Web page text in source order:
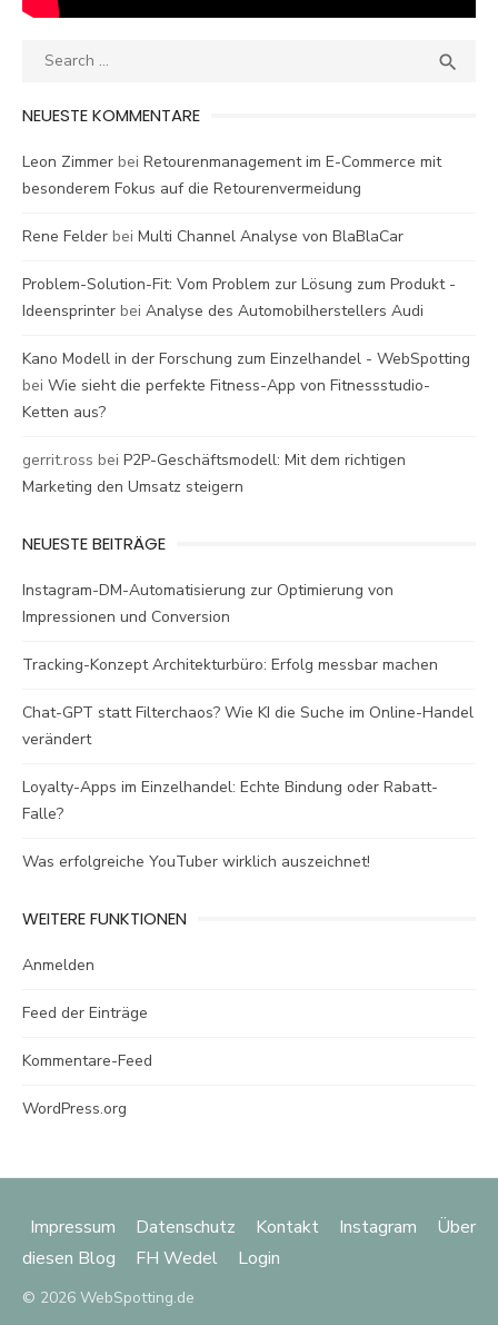
Search

NEUESTE KOMMENTARE
Leon Zimmer bei Retourenmanagement im E-Commerce mit
besonderem Fokus auf die Retourenvermeidung
Rene Felder bei Multi Channel Analyse von BlaBlaCar
Problem-Solution-Fit: Vom Problem zur Lösung zum Produkt -
Ideensprinter bei Analyse des Automobilherstellers Audi
Kano Modell in der Forschung zum Einzelhandel - WebSpotting
bei Wie sieht die perfekte Fitness-App von Fitnessstudio-
Ketten aus?
gerrit.ross bei P2P-Geschäftsmodell: Mit dem richtigen
Marketing den Umsatz steigern
NEUESTE BEITRÄGE
Instagram-DM-Automatisierung zur Optimierung von
Impressionen und Conversion
Tracking-Konzept Architekturbüro: Erfolg messbar machen
Chat-GPT statt Filterchaos? Wie KI die Suche im Online-Handel
verändert
Loyalty-Apps im Einzelhandel: Echte Bindung oder Rabatt-
Falle?
Was erfolgreiche YouTuber wirklich auszeichnet!
WEITERE FUNKTIONEN
Anmelden
Feed der Einträge
Kommentare-Feed
WordPress.org
Impressum Datenschutz Kontakt Instagram
Über
diesen Blog
FH Wedel Login
© 2026 WebSpotting.de